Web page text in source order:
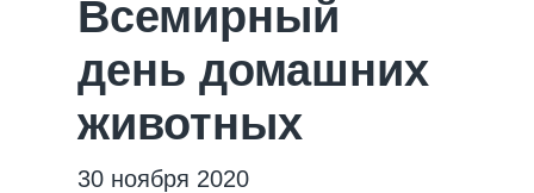
Всемирный
день домашних
животных
30 ноября 2020